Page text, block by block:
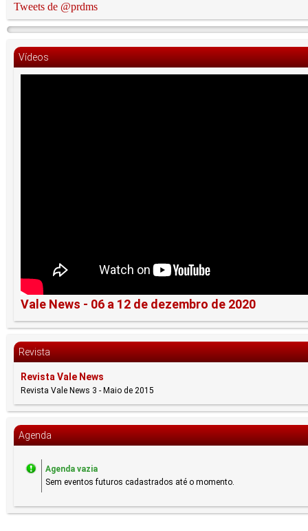
Tweets de @prdms
Vídeos
Vale News - 06 a 12 de dezembro de 2020
Revista
Revista Vale News
Revista Vale News 3 - Maio de 2015
Agenda
Agenda vazia
Sem eventos futuros cadastrados até o momento.